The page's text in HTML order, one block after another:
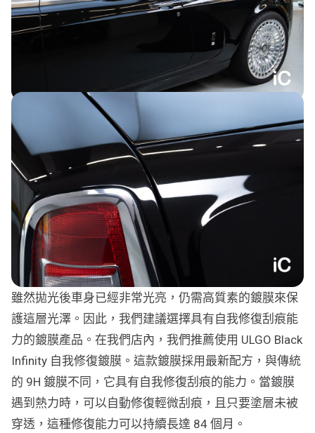
雖然拋光後車身已經非常光亮，仍需高質素的鍍膜來保
護這層光澤。因此，我們建議選擇具有自我修復刮痕能
力的鍍膜產品。在我們店內，我們推薦使用 ULGO Black
Infinity 自我修復鍍膜。這款鍍膜採用最新配方，與傳統
的 9H 鍍膜不同，它具有自我修復刮痕的能力。當鍍膜
遇到熱力時，可以自動修復輕微刮痕，且只要塗層未被
穿透，這種修復能力可以持續長達 84 個月。